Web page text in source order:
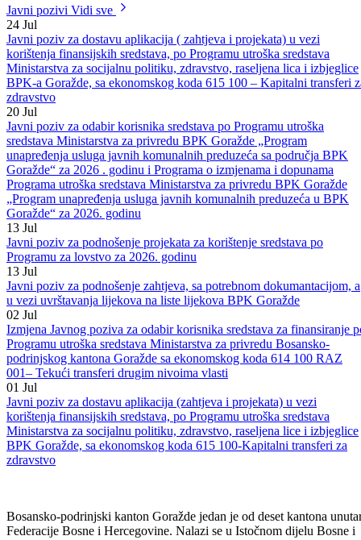
studentskih kredita redovnim studentima dodiplomskog studija za
studijsku 2009/10. godinu</a>
Javni poziviVidi sve
24 Jul
Javni poziv za dostavu aplikacija ( zahtjeva i projekata) u vezi
korištenja finansijskih sredstava, po Programu utroška sredstava
Ministarstva za socijalnu politiku, zdravstvo, raseljena lica i izbjeglice
BPK-a Goražde, sa ekonomskog koda 615 100 – Kapitalni transferi
zdravstvo
20 Jul
Javni poziv za odabir korisnika sredstava po Programu utroška
sredstava Ministarstva za privredu BPK Goražde „Program
unapređenja usluga javnih komunalnih preduzeća sa područja BPK
Goražde“ za 2026 . godinu i Programa o izmjenama i dopunama
Programa utroška sredstava Ministarstva za privredu BPK Goražde
„Program unapređenja usluga javnih komunalnih preduzeća u BPK
Goražde“ za 2026. godinu
13 Jul
Javni poziv za podnošenje projekata za korištenje sredstava po
Programu za lovstvo za 2026. godinu
13 Jul
Javni poziv za podnošenje zahtjeva, sa potrebnom dokumantacijom, a
u vezi uvrštavanja lijekova na liste lijekova BPK Goražde
02 Jul
Izmjena Javnog poziva za odabir korisnika sredstava za finansiranje
Programu utroška sredstava Ministarstva za privredu Bosansko-
podrinjskog kantona Goražde sa ekonomskog koda 614 100 RAZ
001– Tekući transferi drugim nivoima vlasti
01 Jul
Javni poziv za dostavu aplikacija (zahtjeva i projekata) u vezi
korištenja finansijskih sredstava, po Programu utroška sredstava